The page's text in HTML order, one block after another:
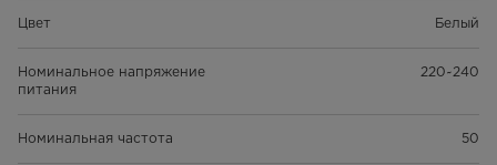
Цвет Белый
Номинальное напряжение
питания
220~240
Номинальная частота 50